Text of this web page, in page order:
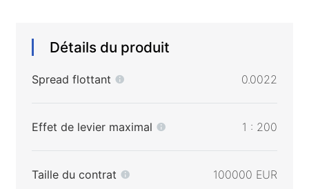
Détails du produit
Spread flottant 0.0022
Effet de levier maximal 1 : 200
Taille du contrat 100000 EUR